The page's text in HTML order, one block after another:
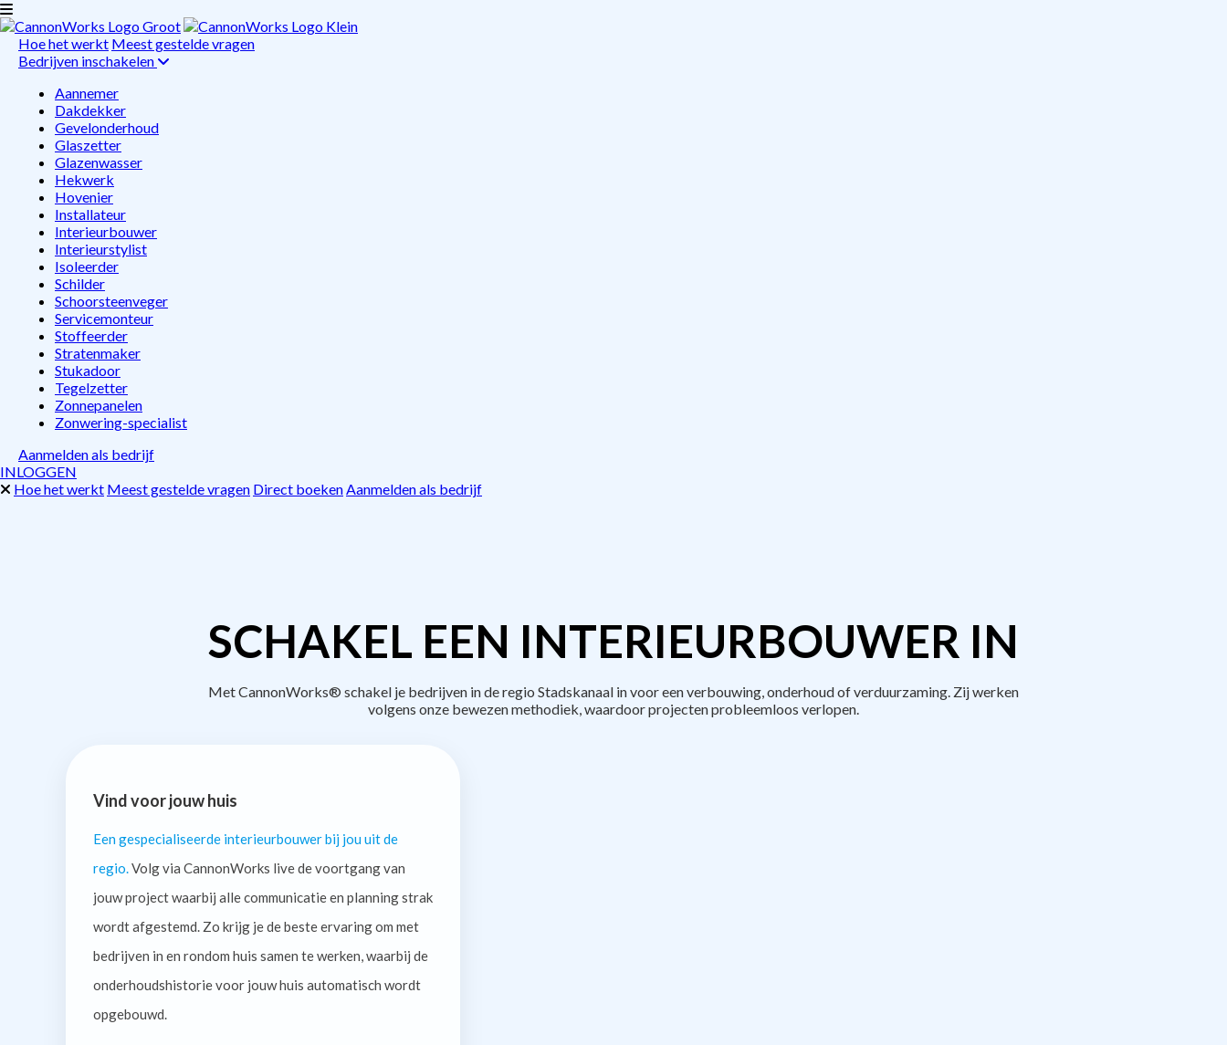
Hoe het werkt Meest gestelde vragen
Bedrijven inschakelen
Aannemer
Dakdekker
Gevelonderhoud
Glaszetter
Glazenwasser
Hekwerk
Hovenier
Installateur
Interieurbouwer
Interieurstylist
Isoleerder
Schilder
Schoorsteenveger
Servicemonteur
Stoffeerder
Stratenmaker
Stukadoor
Tegelzetter
Zonnepanelen
Zonwering-specialist
Aanmelden als bedrijf
INLOGGEN
Hoe het werkt Meest gestelde vragen Direct boekenAanmelden als bedrijf
SCHAKEL EEN INTERIEURBOUWER IN
Met CannonWorks® schakel je bedrijven in de regio Stadskanaal in voor een verbouwing, onderhoud of verduurzaming. Zij werken
volgens onze bewezen methodiek, waardoor projecten probleemloos verlopen.
Vind voor jouw huis
Een gespecialiseerde interieurbouwer bij jou uit de
regio. Volg via CannonWorks live de voortgang van
jouw project waarbij alle communicatie en planning strak
wordt afgestemd. Zo krijg je de beste ervaring om met
bedrijven in en rondom huis samen te werken, waarbij de
onderhoudshistorie voor jouw huis automatisch wordt
opgebouwd.